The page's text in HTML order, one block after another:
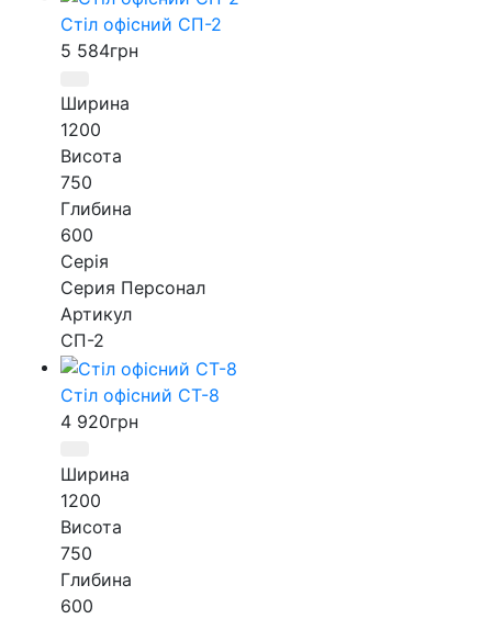
Стіл офісний СП-2
5 584грн
Ширина
1200
Висота
750
Глибина
600
Серія
Серия Персонал
Артикул
СП-2
Стіл офісний СТ-8
4 920грн
Ширина
1200
Висота
750
Глибина
600